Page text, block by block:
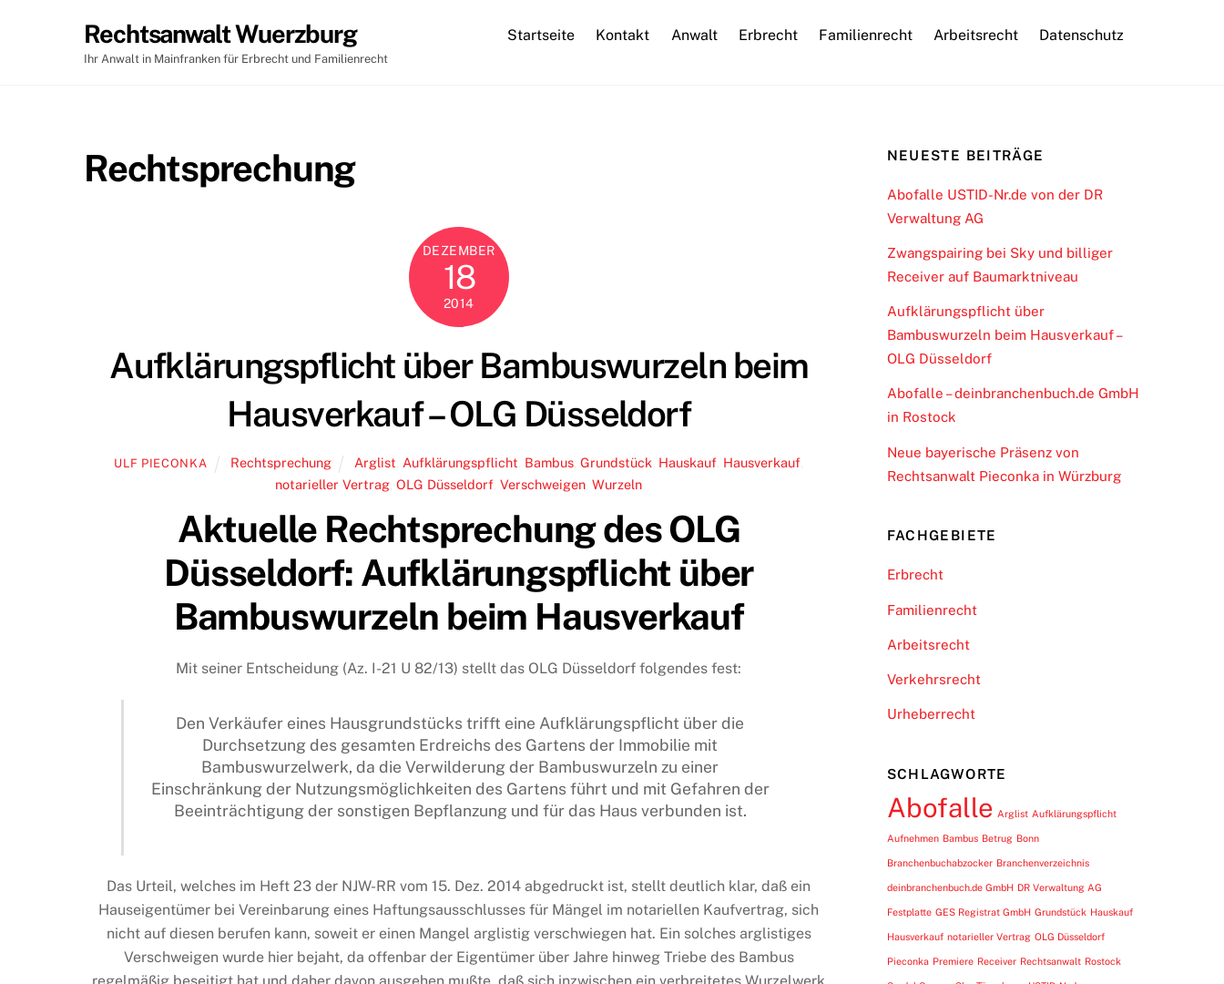
Rechtsanwalt Wuerzburg
Ihr Anwalt in Mainfranken für Erbrecht und Familienrecht
Startseite Kontakt Anwalt Erbrecht Familienrecht Arbeitsrecht Datenschutz
Rechtsprechung
DEZEMBER
18
2014
Aufklärungspflicht über Bambuswurzeln beim
Hausverkauf – OLG Düsseldorf
ULF PIECONKA Rechtsprechung Arglist Aufklärungspflicht Bambus ,Grundstück Hauskauf Hausverkauf
notarieller Vertrag ,OLG Düsseldorf ,Verschweigen ,Wurzeln
Aktuelle Rechtsprechung des OLG
Düsseldorf: Aufklärungspflicht über
Bambuswurzeln beim Hausverkauf
Mit seiner Entscheidung (Az. I-21 U 82/13) stellt das OLG Düsseldorf folgendes fest:
Den Verkäufer eines Hausgrundstücks trifft eine Aufklärungspflicht über die
Durchsetzung des gesamten Erdreichs des Gartens der Immobilie mit
Bambuswurzelwerk, da die Verwilderung der Bambuswurzeln zu einer
Einschränkung der Nutzungsmöglichkeiten des Gartens führt und mit Gefahren der
Beeinträchtigung der sonstigen Bepflanzung und für das Haus verbunden ist.
Das Urteil, welches im Heft 23 der NJW-RR vom 15. Dez. 2014 abgedruckt ist, stellt deutlich klar, daß ein
Hauseigentümer bei Vereinbarung eines Haftungsausschlusses für Mängel im notariellen Kaufvertrag, sich
nicht auf diesen berufen kann, soweit er einen Mangel arglistig verschwiegen hat. Ein solches arglistiges
Verschweigen wurde hier bejaht, da offenbar der Eigentümer über Jahre hinweg Triebe des Bambus
NEUESTE BEITRÄGE
Abofalle USTID-Nr.de von der DR
Verwaltung AG
Zwangspairing bei Sky und billiger
Receiver auf Baumarktniveau
Aufklärungspflicht über
Bambuswurzeln beim Hausverkauf –
OLG Düsseldorf
Abofalle – deinbranchenbuch.de GmbH
in Rostock
Neue bayerische Präsenz von
Rechtsanwalt Pieconka in Würzburg
FACHGEBIETE
Erbrecht
Familienrecht
Arbeitsrecht
Verkehrsrecht
Urheberrecht
SCHLAGWORTE
Abofalle Arglist Aufklärungspflicht
Aufnehmen Bambus Betrug Bonn
Branchenbuchabzocker Branchenverzeichnis
deinbranchenbuch.de GmbH DR Verwaltung AG
Festplatte GES Registrat GmbH Grundstück Hauskauf
Hausverkauf notarieller Vertrag OLG Düsseldorf
Pieconka Premiere Receiver Rechtsanwalt Rostock